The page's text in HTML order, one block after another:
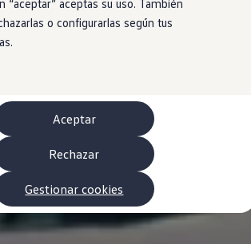
Volkswagen
en carretera
de movilidad
del fabricante
servicios para tu modelo
Apps, inicio de sesión y tienda
el móvil con el vehículo
del software, los mapas y las
y reparaciones
e ITV
y líquidos del motor
y chasis
“aceptar” aceptas su uso. También
o configurarlas según tus
Aceptar
Rechazar
Gestionar cookies